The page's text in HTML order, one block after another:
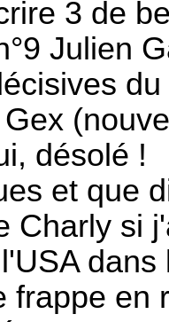
3 de
Julien
désolé !
et que
Charly si
frappe en